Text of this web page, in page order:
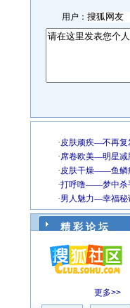
用户：
精 彩 论 坛
更多>>